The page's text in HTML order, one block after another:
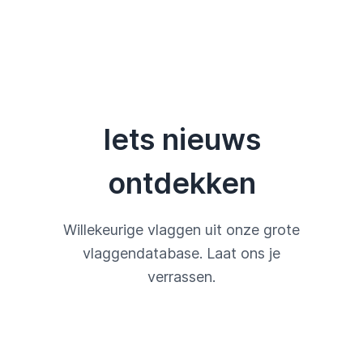
Iets nieuws
ontdekken
Willekeurige vlaggen uit onze grote
vlaggendatabase. Laat ons je
verrassen.